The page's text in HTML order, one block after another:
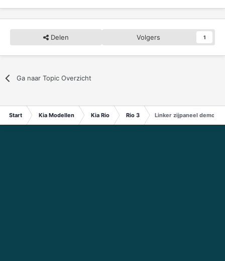
Delen Volgers 1
Ga naar Topic Overzicht
Start Kia Modellen Kia Rio Rio 3 Linker zijpaneel